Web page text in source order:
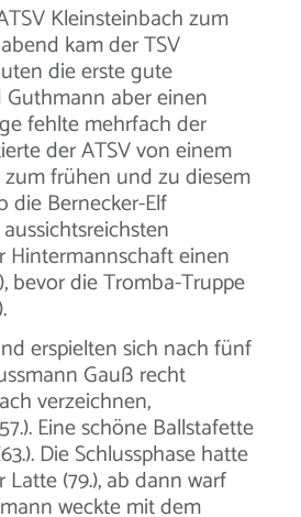
Kleinsteinbach zum
kam der TSV
die erste gute
Guthmann aber einen
fehlte mehrfach der
der ATSV von einem
zum frühen und zu diesem
die Bernecker-Elf
Hintermannschaft einen
bevor die Tromba-Truppe
erspielten sich nach fünf
Gauß recht
verzeichnen,
Eine schöne Ballstafette
Die Schlussphase hatte
(79.), ab dann warf
weckte mit dem